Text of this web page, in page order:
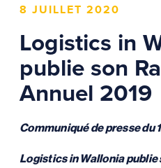
8 JUILLET 2020
Logistics in
publie son
Annuel 2019
Communiqué de presse du
Logistics in Wallonia publie